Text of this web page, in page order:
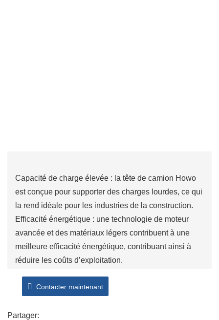
Capacité de charge élevée : la tête de camion Howo
est conçue pour supporter des charges lourdes, ce qui
la rend idéale pour les industries de la construction.
Efficacité énergétique : une technologie de moteur
avancée et des matériaux légers contribuent à une
meilleure efficacité énergétique, contribuant ainsi à
réduire les coûts d’exploitation.
des composants de haute qualité, le Howo Truck
travail difficiles et offrir une longue durée de vie.
Contacter maintenant
Partager: